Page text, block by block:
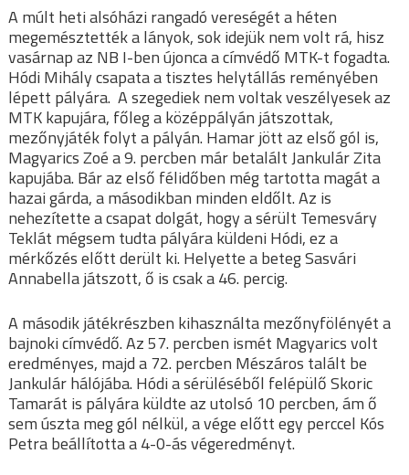
A múlt heti alsóházi rangadó vereségét a héten
megemésztették a lányok, sok idejük nem volt rá, hisz
vasárnap az NB I-ben újonca a címvédő MTK-t fogadta.
Hódi Mihály csapata a tisztes helytállás reményében
lépett pályára. A szegediek nem voltak veszélyesek az
MTK kapujára, főleg a középpályán játszottak,
mezőnyjáték folyt a pályán. Hamar jött az első gól is,
Magyarics Zoé a 9. percben már betalált Jankulár Zita
kapujába. Bár az első félidőben még tartotta magát a
hazai gárda, a másodikban minden eldőlt. Az is
nehezítette a csapat dolgát, hogy a sérült Temesváry
Teklát mégsem tudta pályára küldeni Hódi, ez a
mérkőzés előtt derült ki. Helyette a beteg Sasvári
Annabella játszott, ő is csak a 46. percig.
A második játékrészben kihasználta mezőnyfölényét a
bajnoki címvédő. Az 57. percben ismét Magyarics volt
eredményes, majd a 72. percben Mészáros talált be
Jankulár hálójába. Hódi a sérüléséből felépülő Skoric
Tamarát is pályára küldte az utolsó 10 percben, ám ő
sem úszta meg gól nélkül, a vége előtt egy perccel Kós
Petra beállította a 4-0-ás végeredményt.